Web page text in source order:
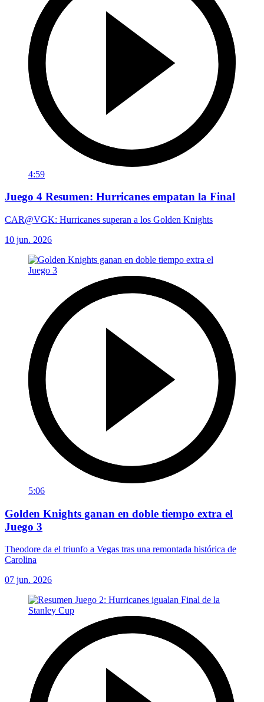
4:59
Juego 4 Resumen: Hurricanes empatan la Final
CAR@VGK: Hurricanes superan a los Golden Knights
10 jun. 2026
5:06
Golden Knights ganan en doble tiempo extra el
Juego 3
Theodore da el triunfo a Vegas tras una remontada histórica de
Carolina
07 jun. 2026